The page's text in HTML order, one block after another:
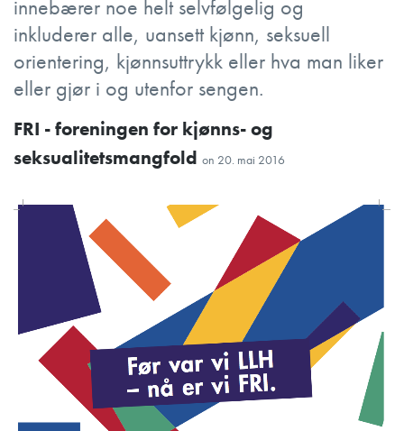
innebærer noe helt selvfølgelig og
inkluderer alle, uansett kjønn, seksuell
orientering, kjønnsuttrykk eller hva man liker
eller gjør i og utenfor sengen.
FRI - foreningen for kjønns- og
seksualitetsmangfold on 20. mai 2016